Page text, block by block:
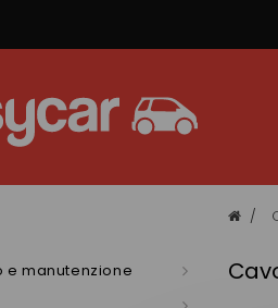
e manutenzione